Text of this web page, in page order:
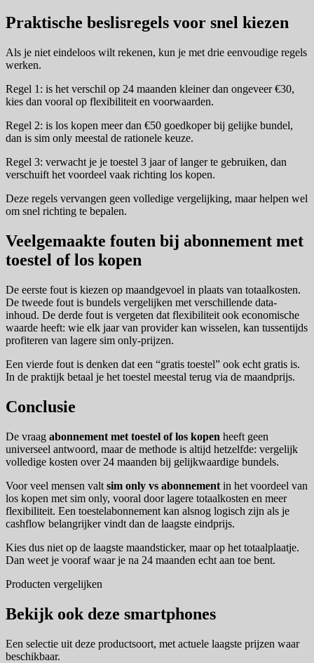
Praktische beslisregels voor snel kiezen
Als je niet eindeloos wilt rekenen, kun je met drie eenvoudige regels
werken.
Regel 1: is het verschil op 24 maanden kleiner dan ongeveer €30,
kies dan vooral op flexibiliteit en voorwaarden.
Regel 2: is los kopen meer dan €50 goedkoper bij gelijke bundel,
dan is sim only meestal de rationele keuze.
Regel 3: verwacht je je toestel 3 jaar of langer te gebruiken, dan
verschuift het voordeel vaak richting los kopen.
Deze regels vervangen geen volledige vergelijking, maar helpen wel
om snel richting te bepalen.
Veelgemaakte fouten bij abonnement met
toestel of los kopen
De eerste fout is kiezen op maandgevoel in plaats van totaalkosten.
De tweede fout is bundels vergelijken met verschillende data-
inhoud. De derde fout is vergeten dat flexibiliteit ook economische
waarde heeft: wie elk jaar van provider kan wisselen, kan tussentijds
profiteren van lagere sim only-prijzen.
Een vierde fout is denken dat een “gratis toestel” ook echt gratis is.
In de praktijk betaal je het toestel meestal terug via de maandprijs.
Conclusie
De vraag abonnement met toestel of los kopen heeft geen
universeel antwoord, maar de methode is altijd hetzelfde: vergelijk
volledige kosten over 24 maanden bij gelijkwaardige bundels.
Voor veel mensen valt sim only vs abonnement in het voordeel van
los kopen met sim only, vooral door lagere totaalkosten en meer
flexibiliteit. Een toestelabonnement kan alsnog logisch zijn als je
cashflow belangrijker vindt dan de laagste eindprijs.
Kies dus niet op de laagste maandsticker, maar op het totaalplaatje.
Dan weet je vooraf waar je na 24 maanden echt aan toe bent.
Producten vergelijken
Bekijk ook deze smartphones
Een selectie uit deze productsoort, met actuele laagste prijzen waar
beschikbaar.